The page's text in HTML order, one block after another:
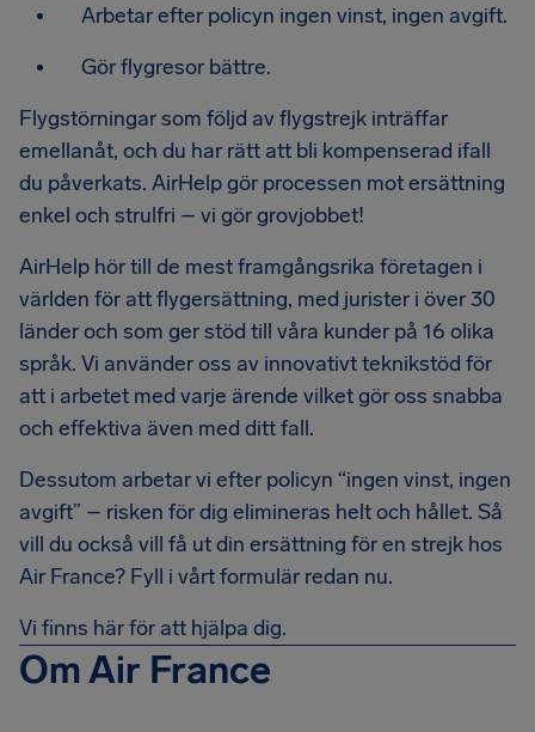
Arbetar efter policyn ingen vinst, ingen avgift.
Gör flygresor bättre.
Flygstörningar som följd av flygstrejk inträffar
emellanåt, och du har rätt att bli kompenserad ifall
du påverkats. AirHelp gör processen mot ersättning
enkel och strulfri – vi gör grovjobbet!
AirHelp hör till de mest framgångsrika företagen i
världen för att flygersättning, med jurister i över 30
länder och som ger stöd till våra kunder på 16 olika
språk. Vi använder oss av innovativt teknikstöd för
att i arbetet med varje ärende vilket gör oss snabba
och effektiva även med ditt fall.
Dessutom arbetar vi efter policyn “ingen vinst, ingen
avgift” – risken för dig elimineras helt och hållet. Så
vill du också vill få ut din ersättning för en strejk hos
Air France? Fyll i vårt formulär redan nu.
Vi finns här för att hjälpa dig.
Om Air France